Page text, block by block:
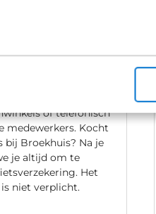
Broekhuis
je af in één van de
of telefonisch
medewerkers. Kocht
bij Broekhuis? Na je
je altijd om te
Het
niet verplicht.